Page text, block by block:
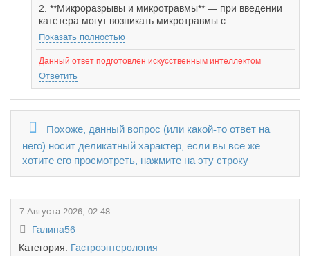
2. **Микроразрывы и микротравмы** — при введении
катетера могут возникать микротравмы с...
Показать полностью
Данный ответ подготовлен искусственным интеллектом
Ответить
Похоже, данный вопрос (или какой-то ответ на
него) носит деликатный характер, если вы все же
хотите его просмотреть, нажмите на эту строку
7 Августа 2026, 02:48
Галина56
Категория: Гастроэнтерология